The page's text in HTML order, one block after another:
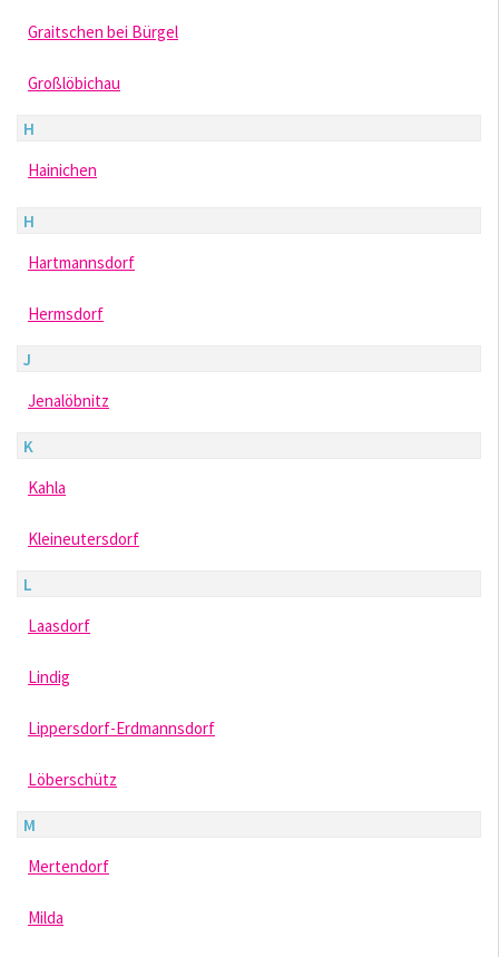
Graitschen bei Bürgel
Großlöbichau
H
Hainichen
H
Hartmannsdorf
Hermsdorf
J
Jenalöbnitz
K
Kahla
Kleineutersdorf
L
Laasdorf
Lindig
Lippersdorf-Erdmannsdorf
Löberschütz
M
Mertendorf
Milda